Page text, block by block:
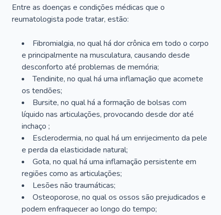
Entre as doenças e condições médicas que o
reumatologista pode tratar, estão:
Fibromialgia, no qual há dor crônica em todo o corpo
e principalmente na musculatura, causando desde
desconforto até problemas de memória;
Tendinite, no qual há uma inflamação que acomete
os tendões;
Bursite, no qual há a formação de bolsas com
líquido nas articulações, provocando desde dor até
inchaço ;
Esclerodermia, no qual há um enrijecimento da pele
e perda da elasticidade natural;
Gota, no qual há uma inflamação persistente em
regiões como as articulações;
Lesões não traumáticas;
Osteoporose, no qual os ossos são prejudicados e
podem enfraquecer ao longo do tempo;